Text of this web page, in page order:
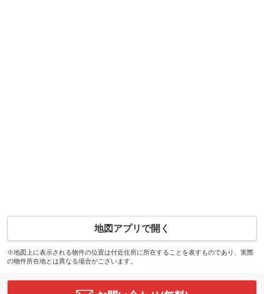
地図アプリで開く
※地図上に表示される物件の位置は付近住所に所在することを表すものであり、実際
の物件所在地とは異なる場合がございます。